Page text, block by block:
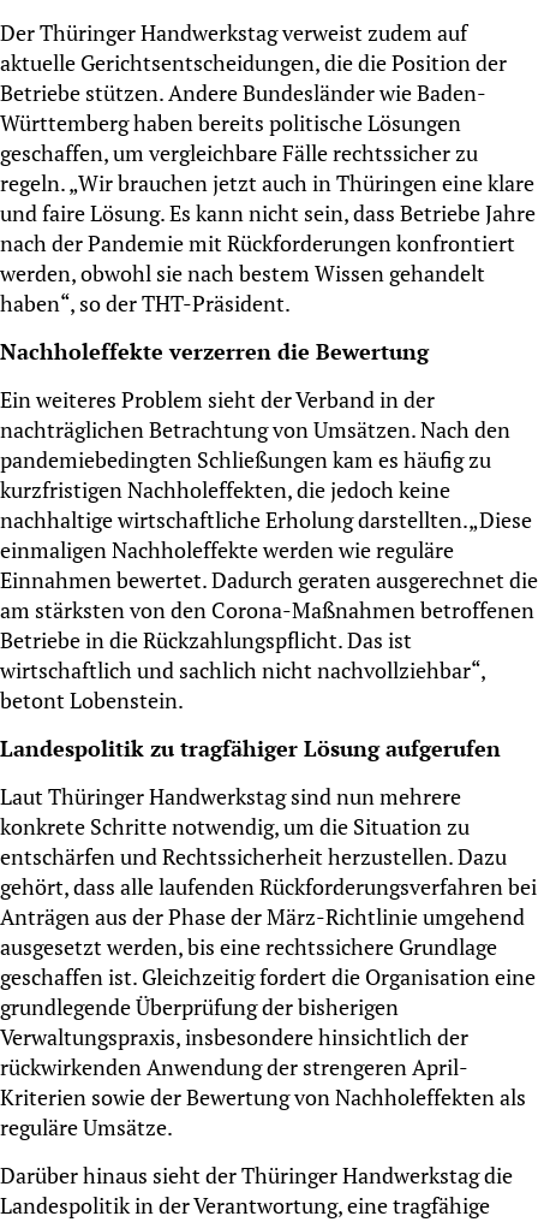
Der Thüringer Handwerkstag verweist zudem auf
aktuelle Gerichtsentscheidungen, die die Position der
Betriebe stützen. Andere Bundesländer wie Baden-
Württemberg haben bereits politische Lösungen
geschaffen, um vergleichbare Fälle rechtssicher zu
regeln. „Wir brauchen jetzt auch in Thüringen eine klare
und faire Lösung. Es kann nicht sein, dass Betriebe Jahre
nach der Pandemie mit Rückforderungen konfrontiert
werden, obwohl sie nach bestem Wissen gehandelt
haben“, so der THT-Präsident.
Nachholeffekte verzerren die Bewertung
Ein weiteres Problem sieht der Verband in der
nachträglichen Betrachtung von Umsätzen. Nach den
pandemiebedingten Schließungen kam es häufig zu
kurzfristigen Nachholeffekten, die jedoch keine
nachhaltige wirtschaftliche Erholung darstellten.„Diese
einmaligen Nachholeffekte werden wie reguläre
Einnahmen bewertet. Dadurch geraten ausgerechnet die
am stärksten von den Corona-Maßnahmen betroffenen
Betriebe in die Rückzahlungspflicht. Das ist
wirtschaftlich und sachlich nicht nachvollziehbar“,
betont Lobenstein.
Landespolitik zu tragfähiger Lösung aufgerufen
Laut Thüringer Handwerkstag sind nun mehrere
konkrete Schritte notwendig, um die Situation zu
entschärfen und Rechtssicherheit herzustellen. Dazu
gehört, dass alle laufenden Rückforderungsverfahren bei
Anträgen aus der Phase der März-Richtlinie umgehend
ausgesetzt werden, bis eine rechtssichere Grundlage
geschaffen ist. Gleichzeitig fordert die Organisation eine
grundlegende Überprüfung der bisherigen
Verwaltungspraxis, insbesondere hinsichtlich der
rückwirkenden Anwendung der strengeren April-
Kriterien sowie der Bewertung von Nachholeffekten als
reguläre Umsätze.
Darüber hinaus sieht der Thüringer Handwerkstag die
Landespolitik in der Verantwortung, eine tragfähige